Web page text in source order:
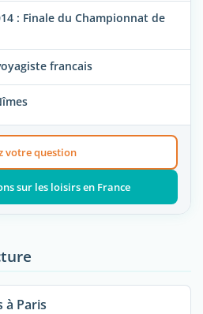
: Finale du Championnat de
francais
votre question
sur les loisirs en France
à Paris